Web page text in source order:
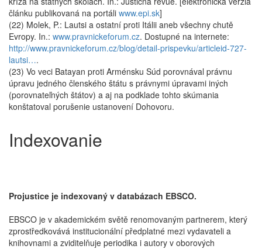
článku publikovaná na portáli www.epi.sk]
(22) Molek, P.: Lautsi a ostatní proti Itálii aneb všechny chutě
Evropy. In.: www.pravnickeforum.cz. Dostupné na internete:
http://www.pravnickeforum.cz/blog/detail-prispevku/articleid-727-
lautsi….
(23) Vo veci Batayan proti Arménsku Súd porovnával právnu
úpravu jedného členského štátu s právnymi úpravami iných
(porovnateľných štátov) a aj na podklade tohto skúmania
konštatoval porušenie ustanovení Dohovoru.
Indexovanie
Projustice je indexovaný v databázach EBSCO.
EBSCO je v akademickém světě renomovaným partnerem, který
zprostředkovává institucionální předplatné mezi vydavateli a
knihovnami a zviditelňuje periodika i autory v oborových